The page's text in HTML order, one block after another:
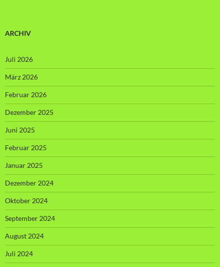
ARCHIV
Juli 2026
März 2026
Februar 2026
Dezember 2025
Juni 2025
Februar 2025
Januar 2025
Dezember 2024
Oktober 2024
September 2024
August 2024
Juli 2024